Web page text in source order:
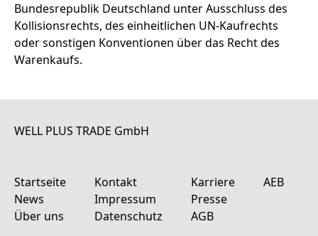
Bundesrepublik Deutschland unter Ausschluss des
Kollisionsrechts, des einheitlichen UN-Kaufrechts
oder sonstigen Konventionen über das Recht des
Warenkaufs.
WELL PLUS TRADE GmbH
Startseite
News
Über uns
Kontakt
Impressum
Datenschutz
Karriere
Presse
AGB
AEB